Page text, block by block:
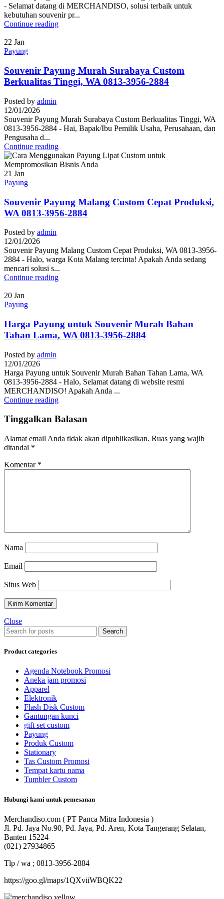
- Selamat datang di MERCHANDISO, solusi terbaik untuk
kebutuhan souvenir pr...
Continue reading
22 Jan
Payung
Souvenir Payung Murah Surabaya Custom
Berkualitas Tinggi, WA 0813-3956-2884
Posted by admin
12/01/2026
Souvenir Payung Murah Surabaya Custom Berkualitas Tinggi, WA
0813-3956-2884 - Hai, Bapak/Ibu Pemilik Usaha, Perusahaan, dan
Pengusaha d...
Continue reading
21 Jan
Payung
Souvenir Payung Malang Custom Cepat Produksi,
WA 0813-3956-2884
Posted by admin
12/01/2026
Souvenir Payung Malang Custom Cepat Produksi, WA 0813-3956-
2884 - Halo, warga Kota Malang tercinta! Apakah Anda sedang
mencari solusi s...
Continue reading
20 Jan
Payung
Harga Payung untuk Souvenir Murah Bahan
Tahan Lama, WA 0813-3956-2884
Posted by admin
12/01/2026
Harga Payung untuk Souvenir Murah Bahan Tahan Lama, WA
0813-3956-2884 - Halo, Selamat datang di website resmi
MERCHANDISO! Apakah Anda ...
Continue reading
Tinggalkan Balasan
Alamat email Anda tidak akan dipublikasikan. Ruas yang wajib
ditandai *
Komentar *
Nama
Email
Situs Web
Close
Search
Product categories
Agenda Notebook Promosi
Aneka jam promosi
Apparel
Elektronik
Flash Disk Custom
Gantungan kunci
gift set custom
Payung
Produk Custom
Stationary
Tas Custom Promosi
Tempat kartu nama
Tumbler Custom
Hubungi kami untuk pemesanan
Merchandiso.com ( PT Panca Mitra Indonesia )
Jl. Pd. Jaya No.90, Pd. Jaya, Pd. Aren, Kota Tangerang Selatan,
Banten 15224
(021) 27934865
Tlp / wa ; 0813-3956-2884
https://goo.gl/maps/1QXviiWBQK22